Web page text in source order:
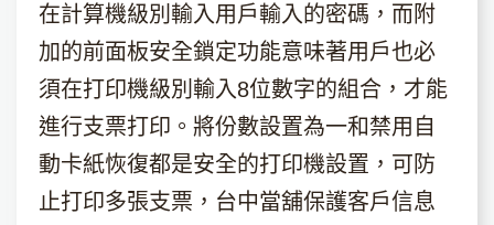
在計算機級別輸入用戶輸入的密碼，而附
加的前面板安全鎖定功能意味著用戶也必
須在打印機級別輸入8位數字的組合，才能
進行支票打印。將份數設置為一和禁用自
動卡紙恢復都是安全的打印機設置，可防
止打印多張支票，台中當舖保護客戶信息